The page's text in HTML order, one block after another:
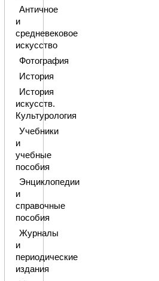
Античное
и
средневековое
искусство
Фотография
История
История
искусств.
Культурология
Учебники
и
учебные
пособия
Энциклопедии
и
справочные
пособия
Журналы
и
периодические
издания